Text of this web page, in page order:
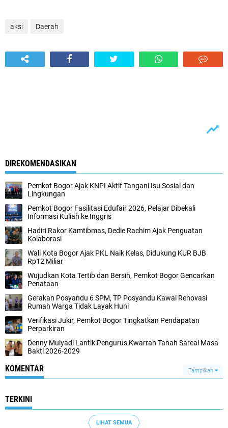
aksi Daerah
DIREKOMENDASIKAN
Pemkot Bogor Ajak KNPI Aktif Tangani Isu Sosial dan
Lingkungan
Pemkot Bogor Fasilitasi Edufair 2026, Pelajar Dibekali
Informasi Kuliah ke Inggris
Hadiri Rakor Kamtibmas, Dedie Rachim Ajak Penguatan
Kolaborasi
Wali Kota Bogor Ajak PKL Naik Kelas, Didukung KUR BJB
Rp12 Miliar
Wujudkan Kota Tertib dan Bersih, Pemkot Bogor Gencarkan
Penataan
Gerakan Posyandu 6 SPM, TP Posyandu Kawal Renovasi
Rumah Warga Tidak Layak Huni
Verifikasi Jukir, Pemkot Bogor Tingkatkan Pendapatan
Perparkiran
Denny Mulyadi Lantik Pengurus Kwarran Tanah Sareal Masa
Bakti 2026-2029
KOMENTAR Tampilkan
TERKINI
LIHAT SEMUA